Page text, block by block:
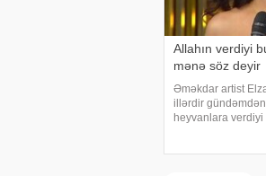
Allahın verdiyi
mənə söz deyir
Əməkdar artist
illərdir
heyvanlara